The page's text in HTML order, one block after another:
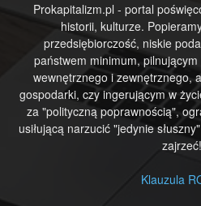
Prokapitalizm.pl - portal
historii, kulturze.
przedsiębiorczość, niskie
państwem minimum,
wewnętrznego i zewnętrznego,
gospodarki, czy ingerującym w
za "polityczną poprawnością",
usiłującą narzucić "jedynie
zajrzeć!
Klauzula